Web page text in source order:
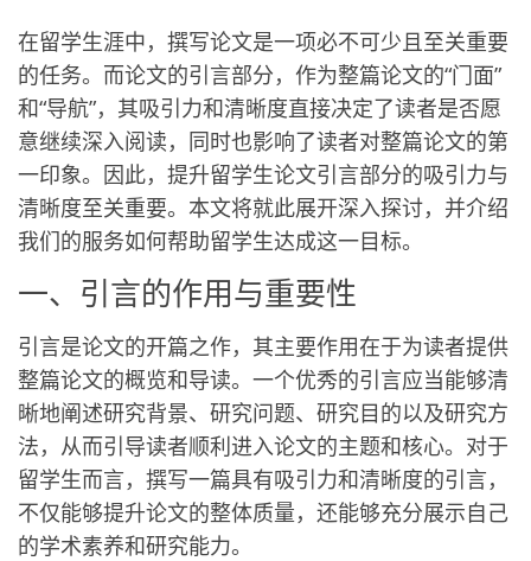
在留学生涯中，撰写论文是一项必不可少且至关重要
的任务。而论文的引言部分，作为整篇论文的“门面”
和“导航”，其吸引力和清晰度直接决定了读者是否愿
意继续深入阅读，同时也影响了读者对整篇论文的第
一印象。因此，提升留学生论文引言部分的吸引力与
清晰度至关重要。本文将就此展开深入探讨，并介绍
我们的服务如何帮助留学生达成这一目标。
一、引言的作用与重要性
引言是论文的开篇之作，其主要作用在于为读者提供
整篇论文的概览和导读。一个优秀的引言应当能够清
晰地阐述研究背景、研究问题、研究目的以及研究方
法，从而引导读者顺利进入论文的主题和核心。对于
留学生而言，撰写一篇具有吸引力和清晰度的引言，
不仅能够提升论文的整体质量，还能够充分展示自己
的学术素养和研究能力。